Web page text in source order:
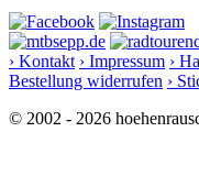
› Kontakt › Impressum ›
Bestellung widerrufen ›
© 2002 - 2026